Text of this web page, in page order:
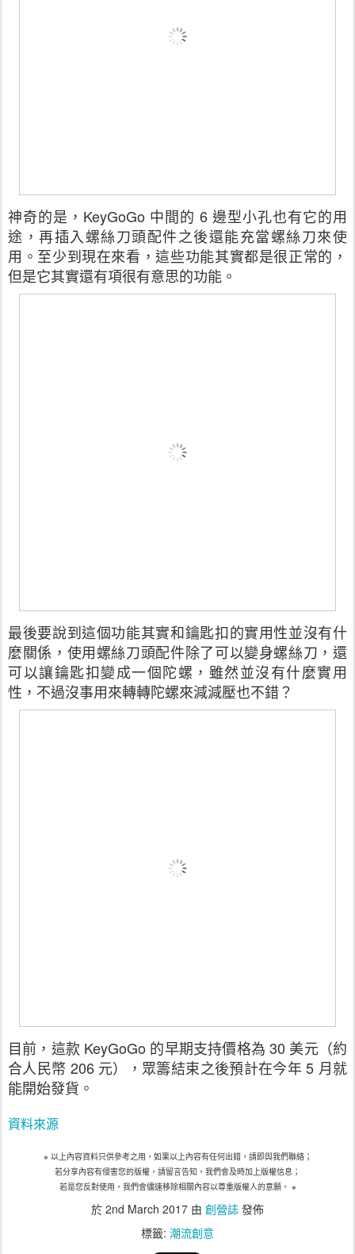
神奇的是，KeyGoGo 中間的 6 邊型小孔也有它的用
途，再插入螺絲刀頭配件之後還能充當螺絲刀來使
用。至少到現在來看，這些功能其實都是很正常的，
但是它其實還有項很有意思的功能。
最後要說到這個功能其實和鑰匙扣的實用性並沒有什
麼關係，使用螺絲刀頭配件除了可以變身螺絲刀，還
可以讓鑰匙扣變成一個陀螺，雖然並沒有什麼實用
性，不過沒事用來轉轉陀螺來減減壓也不錯？
目前，這款 KeyGoGo 的早期支持價格為 30 美元（約
合人民幣 206 元），眾籌結束之後預計在今年 5 月就
能開始發貨。
資料來源
※ 以上內容資料只供參考之用，如果以上內容有任何出錯，請即與我們聯絡；
若分享內容有侵害您的版權，請留言告知，我們會及時加上版權信息；
若是您反對使用，我們會儘速移除相關內容以尊重版權人的意願。 ※
於 2nd March 2017 由 創營誌 發佈
標籤: 潮流創意